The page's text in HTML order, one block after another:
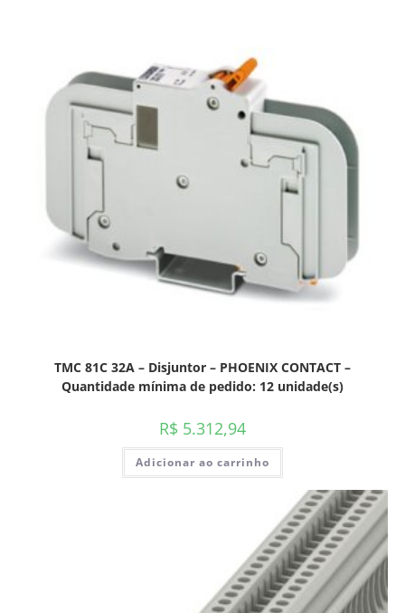
TMC 81C 32A – Disjuntor – PHOENIX CONTACT –
Quantidade mínima de pedido: 12 unidade(s)
R$ 5.312,94
Adicionar ao carrinho